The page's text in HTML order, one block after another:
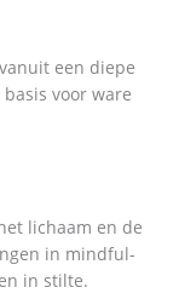
een diepe
voor ware
lichaam en de
in mindful-
in stilte.